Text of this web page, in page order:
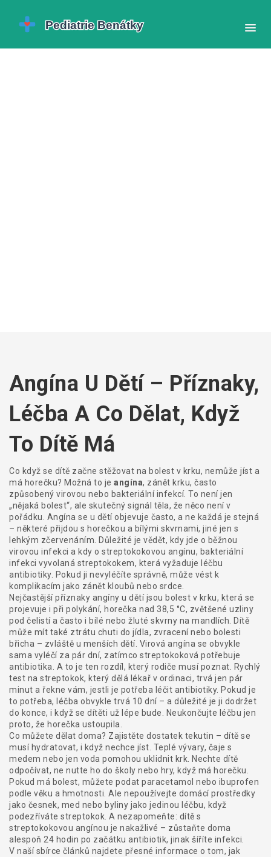
Angína U Dětí – Příznaky,
Léčba A Co Dělat, Když
To Dítě Má
Co když se dítě začne stěžovat na bolest v krku, nemůže jíst a
má horečku? Možná to je angína, zánět krku, často
způsobený virovou nebo bakteriální infekcí. To není jen
„nějaká bolest“, ale skutečný signál těla, že něco není v
pořádku. Angína se u dětí objevuje často, a ne každá je stejná
– některé přijdou s horečkou a bílými skvrnami, jiné jen s
lehkým zčervenáním. Důležité je vědět, kdy jde o běžnou
virovou infekci a kdy o streptokokovou angínu, bakteriální
infekci vyvolaná streptokokem, která vyžaduje léčbu
antibiotiky. Pokud ji nevyléčíte správně, může vést k
komplikacím jako zánět kloubů nebo srdce.
Nejčastější příznaky angíny u dětí jsou bolest v krku, která se
projevuje i při polykání, horečka nad 38,5 °C, zvětšené uzliny
pod čelistí a často i bílé nebo žluté skvrny na mandlích. Dítě
může mít také ztrátu chuti do jídla, zvracení nebo bolesti
břicha – zvláště u menších dětí. Virová angína se obvykle
sama vyléčí za pár dní, zatímco streptokoková potřebuje
antibiotika. A to je ten rozdíl, který rodiče musí poznat. Rychlý
test na streptokok, který dělá lékař v ordinaci, trvá jen pár
minut a řekne vám, jestli je potřeba léčit antibiotiky. Pokud je
to potřeba, léčba obvykle trvá 10 dní – a důležité je ji dodržet
do konce, i když se dítěti už lépe bude. Neukončujte léčbu jen
proto, že horečka ustoupila.
Co můžete dělat doma? Zajistěte dostatek tekutin – dítě se
musí hydratovat, i když nechce jíst. Teplé vývary, čaje s
medem nebo jen voda pomohou uklidnit krk. Nechte dítě
odpočívat, ne nutte ho do školy nebo hry, když má horečku.
Pokud má bolest, můžete podat paracetamol nebo ibuprofen
podle věku a hmotnosti. Ale nepoužívejte domácí prostředky
jako česnek, med nebo byliny jako jedinou léčbu, když
podezříváte streptokok. A nezapomeňte: dítě s
streptokokovou angínou je nakažlivé – zůstaňte doma
alespoň 24 hodin po začátku antibiotik, jinak šíříte infekci.
V naší sbírce článků najdete přesné informace o tom, jak